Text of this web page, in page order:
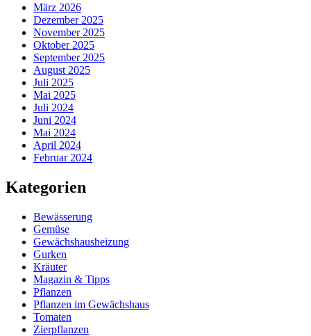
März 2026
Dezember 2025
November 2025
Oktober 2025
September 2025
August 2025
Juli 2025
Mai 2025
Juli 2024
Juni 2024
Mai 2024
April 2024
Februar 2024
Kategorien
Bewässerung
Gemüse
Gewächshausheizung
Gurken
Kräuter
Magazin & Tipps
Pflanzen
Pflanzen im Gewächshaus
Tomaten
Zierpflanzen